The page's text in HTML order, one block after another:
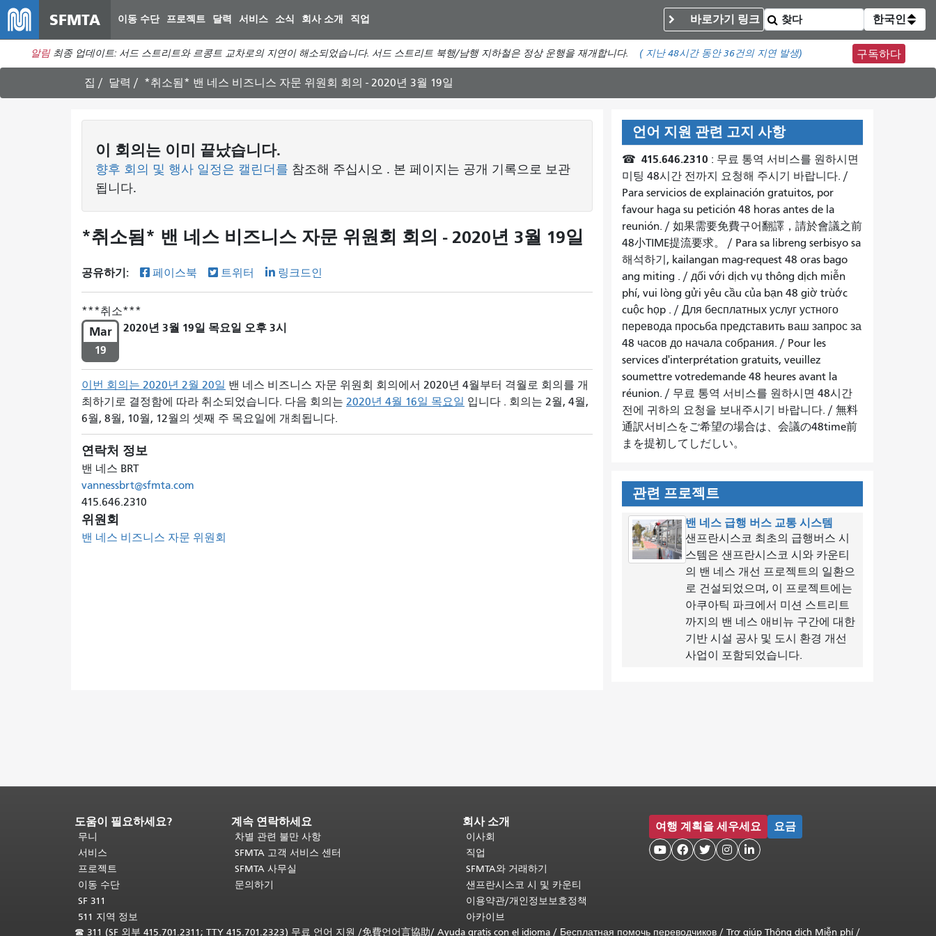
컨
텐
SFMTA 이동 수단 프로젝트 달력 서비스 소식 회사 소개 직업 바로가기 링크 한국인
알림 최종 업데이트: 서드 스트리트와 르콩트 교차로의 지연이 해소되었습니다. 서드 스트리트 북행/남행 지하철은 정상 운행을 재개합니다. ( 지난 48시간 동안36건의 지연 발생) 구독하다
집 달력 *취소됨* 밴 네스 비즈니스 자문 위원회 회의 - 2020년 3월 19일
이 회의는 이미 끝났습니다.
향후 회의 및 행사 일정은 캘린더를 참조해 주십시오 . 본 페이지는 공개 기록으로 보관
됩니다.
*취소됨* 밴 네스 비즈니스 자문 위원회 회의 - 2020년 3월 19일
공유하기: 페이스북 트위터 링크드인
취소
Mar
19
2020년 3월 19일 목요일 오후 3시
이번 회의는 2020년 2월 20일 밴 네스 비즈니스 자문 위원회 회의에서 2020년 4월부터 격월로 회의를 개
최하기로 결정함에 따라 취소되었습니다. 다음 회의는 2020년 4월 16일 목요일 입니다 . 회의는 2월, 4월,
6월, 8월, 10월, 12월의 셋째 주 목요일에 개최됩니다.
연락처 정보
밴 네스 BRT
vannessbrt@sfmta.com
415.646.2310
위원회
밴 네스 비즈니스 자문 위원회
언어 지원 관련 고지 사항
☎ 415.646.2310 : 무료 통역 서비스를 원하시면
미팅 48시간 전까지 요청해 주시기 바랍니다. /
Para servicios de explainación gratuitos, por
favour haga su petición 48 horas antes de la
reunión. / 如果需要免費구어翻譯，請於會議之前
48小TIME提流要求。 / Para sa libreng serbisyo sa
해석하기, kailangan mag-request 48 oras bago
ang miting . / дối với dịch vụ thông dịch miễn
phí, vui lòng gửi yêu cầu của bạn 48 giờ trùớc
cuộc họp. / Для бесплатных услуг устного
перевода просьба представить ваш запрос за
48 часов до начала собрания. / Pour les
services d'interprétation gratuits, veuillez
soumettre votredemande 48 heures avant la
réunion. / 무료 통역 서비스를 원하시면 48시간
전에 귀하의 요청을 보내주시기 바랍니다. / 無料
通訳서비스をご希望の場合は、会議の48time前
まを提初してしだしい。
관련 프로젝트
밴 네스 급행 버스 교통 시스템
샌프란시스코 최초의 급행버스 시
스템은 샌프란시스코 시와 카운티
의 밴 네스 개선 프로젝트의 일환으
로 건설되었으며, 이 프로젝트에는
아쿠아틱 파크에서 미션 스트리트
까지의 밴 네스 애비뉴 구간에 대한
기반 시설 공사 및 도시 환경 개선
사업이 포함되었습니다.
페
이
지
내
용
끝
도움이 필요하세요?
무니
서비스
프로젝트
이동 수단
SF 311
511 지역 정보
계속 연락하세요
차별 관련 불만 사항
SFMTA 고객 서비스 센터
SFMTA 사무실
문의하기
회사 소개
이사회
직업
SFMTA와 거래하기
샌프란시스코 시 및 카운티
이용약관/개인정보보호정책
아카이브
여행 계획을 세우세요 요금
    
☎ 311 (SF 외부 415.701.2311; TTY 415.701.2323) 무료 언어 지원 /免費언어言協助/ Ayuda gratis con el idioma / Бесплатная помочь переводчиков / Trợ giúp Thông dịch Miễn phí/